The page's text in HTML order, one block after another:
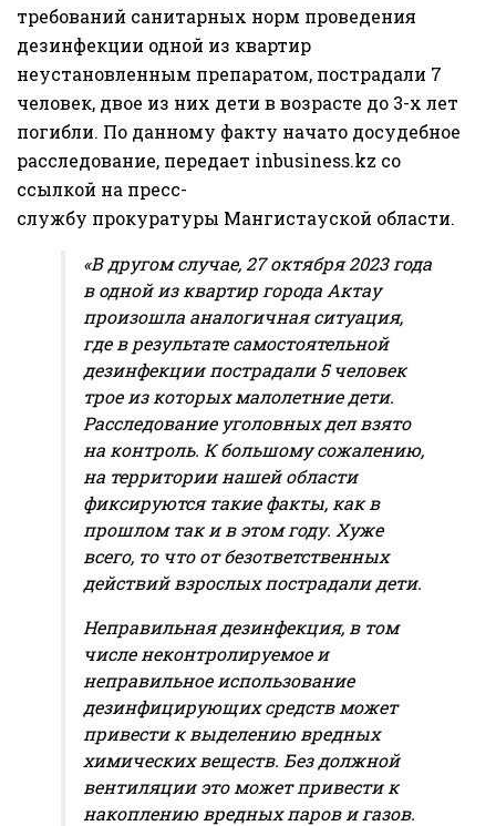
требований санитарных норм проведения
дезинфекции одной из квартир
неустановленным препаратом, пострадали 7
человек, двое из них дети в возрасте до 3-х лет
погибли. По данному факту начато досудебное
расследование, передает inbusiness.kz со
ссылкой на пресс-
службу прокуратуры Мангистауской области.
«В другом случае, 27 октября 2023 года
в одной из квартир города Актау
произошла аналогичная ситуация,
где в результате самостоятельной
дезинфекции пострадали 5 человек
трое из которых малолетние дети.
Расследование уголовных дел взято
на контроль. К большому сожалению,
на территории нашей области
фиксируются такие факты, как в
прошлом так и в этом году. Хуже
всего, то что от безответственных
действий взрослых пострадали дети.
Неправильная дезинфекция, в том
числе неконтролируемое и
неправильное использование
дезинфицирующих средств может
привести к выделению вредных
химических веществ. Без должной
вентиляции это может привести к
накоплению вредных паров и газов.